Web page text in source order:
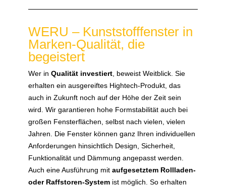
WERU – Kunststofffenster in
Marken-Qualität, die
begeistert
Wer in Qualität investiert, beweist Weitblick. Sie
erhalten ein ausgereiftes Hightech-Produkt, das
auch in Zukunft noch auf der Höhe der Zeit sein
wird. Wir garantieren hohe Formstabilität auch bei
großen Fensterflächen, selbst nach vielen, vielen
Jahren. Die Fenster können ganz Ihren individuellen
Anforderungen hinsichtlich Design, Sicherheit,
Funktionalität und Dämmung angepasst werden.
Auch eine Ausführung mit aufgesetztem Rollladen-
oder Raffstoren-System ist möglich. So erhalten